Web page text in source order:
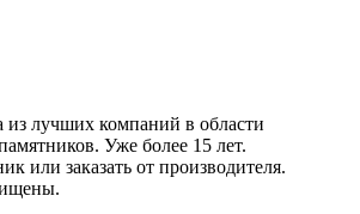
из лучших компаний в области
Уже более 15 лет.
или заказать от производителя.